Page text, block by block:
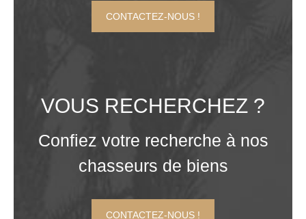
CONTACTEZ-NOUS !
VOUS RECHERCHEZ ?
Confiez votre recherche à nos
chasseurs de biens
CONTACTEZ-NOUS !